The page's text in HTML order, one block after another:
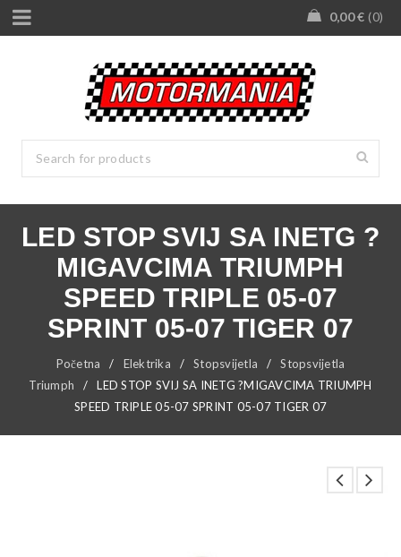
0,00€ 0
LED STOP SVIJ SA INETG ?
MIGAVCIMA TRIUMPH
SPEED TRIPLE 05-07
SPRINT 05-07 TIGER 07
Početna / Elektrika / Stopsvijetla /
Stopsvijetla
Triumph
/
LED STOP SVIJ SA INETG ?MIGAVCIMA TRIUMPH
SPEED TRIPLE 05-07 SPRINT 05-07 TIGER 07